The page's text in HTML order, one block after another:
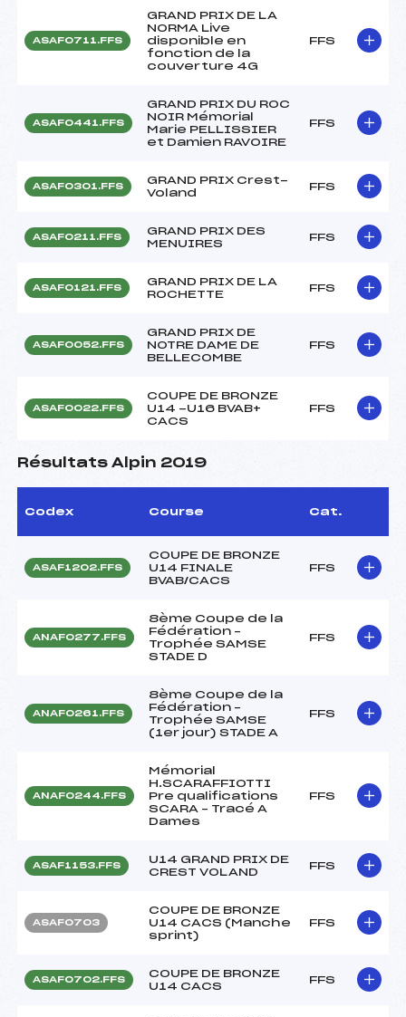
ASAF0711.FFS
GRAND PRIX DE LA
NORMA Live
disponible en
fonction de la
couverture 4G
FFS
ASAF0441.FFS
GRAND PRIX DU ROC
NOIR Mémorial
Marie PELLISSIER
et Damien RAVOIRE
FFS
ASAF0301.FFS
GRAND PRIX Crest-
Voland
FFS
ASAF0211.FFS
GRAND PRIX DES
MENUIRES
FFS
ASAF0121.FFS
GRAND PRIX DE LA
ROCHETTE
FFS
ASAF0052.FFS
GRAND PRIX DE
NOTRE DAME DE
BELLECOMBE
FFS
ASAF0022.FFS
COUPE DE BRONZE
U14 -U16 BVAB+
CACS
FFS
Résultats Alpin 2019
Codex Course Cat.
ASAF1202.FFS
COUPE DE BRONZE
U14 FINALE
BVAB/CACS
FFS
ANAF0277.FFS
8ème Coupe de la
Fédération –
Trophée SAMSE
STADE D
FFS
ANAF0261.FFS
8ème Coupe de la
Fédération –
Trophée SAMSE
(1er jour) STADE A
FFS
ANAF0244.FFS
Mémorial
H.SCARAFFIOTTI
Pre qualifications
SCARA – Tracé A
Dames
FFS
ASAF1153.FFS
U14 GRAND PRIX DE
CREST VOLAND
FFS
ASAF0703
COUPE DE BRONZE
U14 CACS (Manche
sprint)
FFS
ASAF0702.FFS
COUPE DE BRONZE
U14 CACS
FFS